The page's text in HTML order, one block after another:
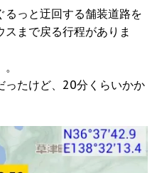
るっと迂回する舗装道路を
まで戻る行程がありま
ったけど、20分くらいかか